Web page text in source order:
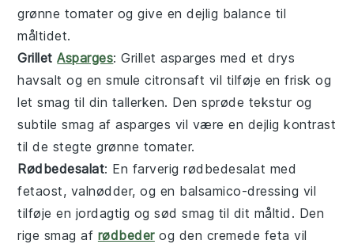
grønne tomater og give en dejlig balance til
måltidet.
GrilletAsparges: Grilletasparges med et drys
havsalt og en smulecitronsaft vil tilføje en frisk og
let smag til din tallerken. Den sprøde tekstur og
subtile smag afasparges vil være en dejlig kontrast
til de stegte grønne tomater.
Rødbedesalat: En farverigrødbedesalat med
fetaost, valnødder, og en balsamico-dressing vil
tilføje en jordagtig og sød smag til dit måltid. Den
rige smag af rødbederog den cremede feta vil